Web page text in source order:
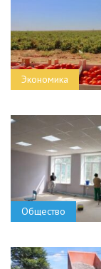
Экономика
Общество